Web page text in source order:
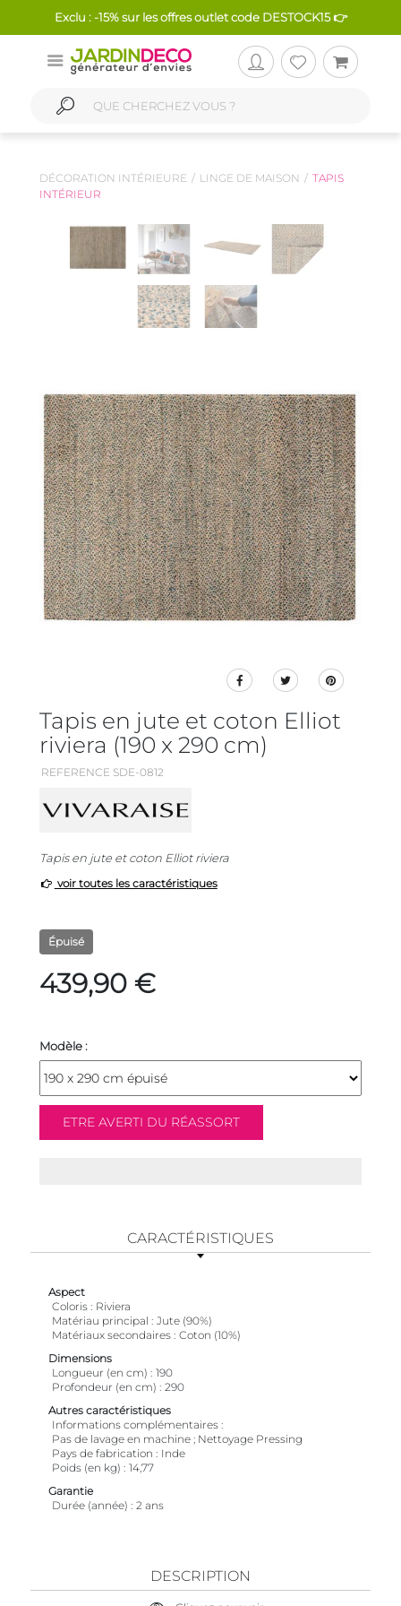
Exclu : -15% sur les offres outlet code DESTOCK15 👉
DÉCORATION INTÉRIEURE LINGE DE MAISON
TAPIS
INTÉRIEUR
Tapis en jute et coton Elliot
riviera (190 x 290 cm)
REFERENCE SDE-0812
Tapis en jute et coton Elliot riviera
voir toutes les caractéristiques
Épuisé
439,90 €
Modèle :
CARACTÉRISTIQUES
Aspect
Coloris
Riviera
Matériau principal
Jute (90%)
Matériaux secondaires Coton (10%)
Dimensions
Longueur (en cm)
190
Profondeur (en cm)
290
Autres caractéristiques
Informations complémentaires
Pas de lavage en machine ; Nettoyage Pressing
Pays de fabrication
Inde
Poids (en kg)
14,77
Garantie
Durée (année)
2 ans
DESCRIPTION